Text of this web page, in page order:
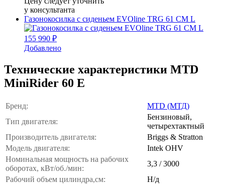
у консультанта
Газонокосилка с сиденьем EVOline TRG 61 CM L
155 990 ₽
Добавлено
Технические характеристики MTD
MiniRider 60 E
Бренд:
MTD (МТД)
Тип двигателя:
Бензиновый,
четырехтактный
Производитель двигателя:
Briggs & Stratton
Модель двигателя:
Intek OHV
Номинальная мощность на рабочих
оборотах, кВт/об./мин:
3,3 / 3000
Рабочий объем цилиндра,см:
Н/д